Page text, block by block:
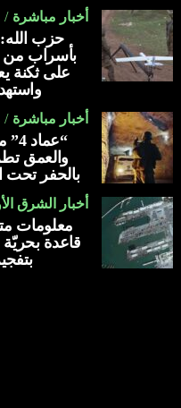
أخبار مباشرة
حزب
بأسراب من
على ثكنة
أخبار مباشرة
والعمق
بالحفر تحت
أخبار الشرق
معلومات
قاعدة